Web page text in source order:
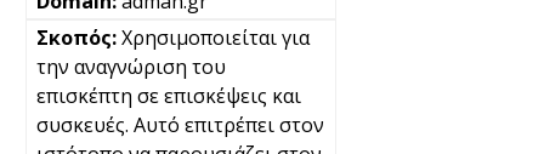
Χρησιμοποιείται για
την αναγνώριση του
επισκέπτη σε επισκέψεις και
συσκευές. Αυτό επιτρέπει στον